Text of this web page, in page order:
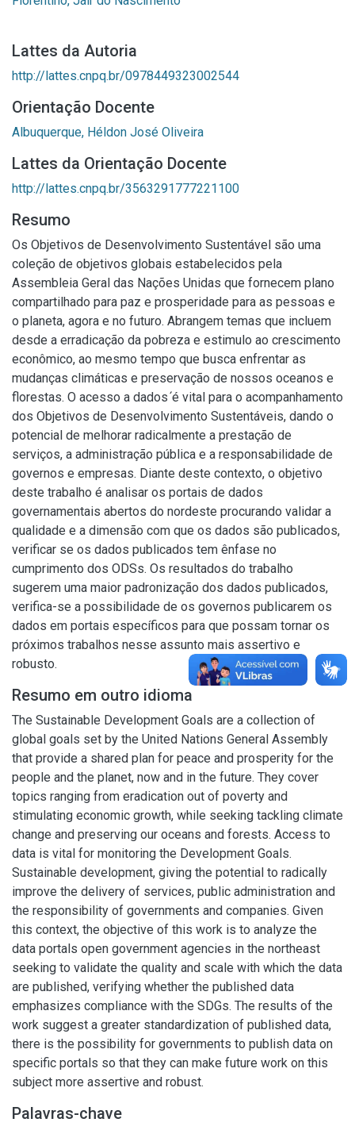
Lattes da Autoria
http://lattes.cnpq.br/0978449323002544
Orientação Docente
Albuquerque, Héldon José Oliveira
Lattes da Orientação Docente
http://lattes.cnpq.br/3563291777221100
Resumo
Os Objetivos de Desenvolvimento Sustentável são uma
coleção de objetivos globais estabelecidos pela
Assembleia Geral das Nações Unidas que fornecem plano
compartilhado para paz e prosperidade para as pessoas e
o planeta, agora e no futuro. Abrangem temas que incluem
desde a erradicação da pobreza e estimulo ao crescimento
econômico, ao mesmo tempo que busca enfrentar as
mudanças climáticas e preservação de nossos oceanos e
florestas. O acesso a dados ́é vital para o acompanhamento
dos Objetivos de Desenvolvimento Sustentáveis, dando o
potencial de melhorar radicalmente a prestação de
serviços, a administração pública e a responsabilidade de
governos e empresas. Diante deste contexto, o objetivo
deste trabalho é analisar os portais de dados
governamentais abertos do nordeste procurando validar a
qualidade e a dimensão com que os dados são publicados,
verificar se os dados publicados tem ênfase no
cumprimento dos ODSs. Os resultados do trabalho
sugerem uma maior padronização dos dados publicados,
verifica-se a possibilidade de os governos publicarem os
dados em portais específicos para que possam tornar os
próximos trabalhos nesse assunto mais assertivo e
robusto.
Resumo em outro idioma
The Sustainable Development Goals are a collection of
global goals set by the United Nations General Assembly
that provide a shared plan for peace and prosperity for the
people and the planet, now and in the future. They cover
topics ranging from eradication out of poverty and
stimulating economic growth, while seeking tackling climate
change and preserving our oceans and forests. Access to
data is vital for monitoring the Development Goals.
Sustainable development, giving the potential to radically
improve the delivery of services, public administration and
the responsibility of governments and companies. Given
this context, the objective of this work is to analyze the
data portals open government agencies in the northeast
seeking to validate the quality and scale with which the data
are published, verifying whether the published data
emphasizes compliance with the SDGs. The results of the
work suggest a greater standardization of published data,
there is the possibility for governments to publish data on
specific portals so that they can make future work on this
subject more assertive and robust.
Palavras-chave